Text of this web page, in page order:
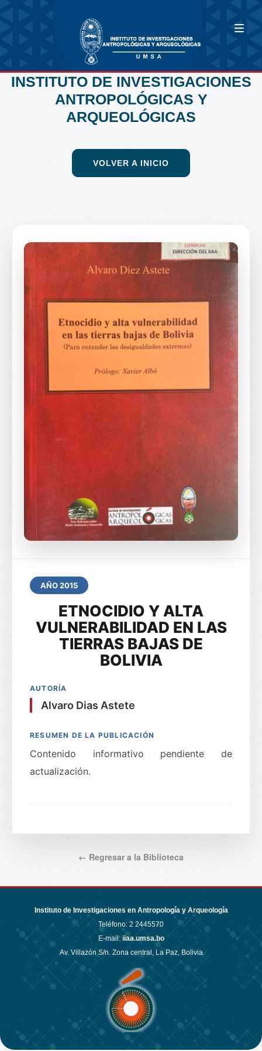
INSTITUTO DE INVESTIGACIONES
ANTROPOLÓGICAS Y
ARQUEOLÓGICAS
VOLVER A INICIO
AÑO 2015
ETNOCIDIO Y ALTA
VULNERABILIDAD EN LAS
TIERRAS BAJAS DE
BOLIVIA
AUTORÍA
Alvaro Dias Astete
RESUMEN DE LA PUBLICACIÓN
Contenido informativo pendiente de
actualización.
← Regresar a la Biblioteca
Instituto de Investigaciones en Antropología y Arqueología
Teléfono: 2 2445570
E-mail: iiaa.umsa.bo
Av. Villazón S/n. Zona central, La Paz, Bolivia